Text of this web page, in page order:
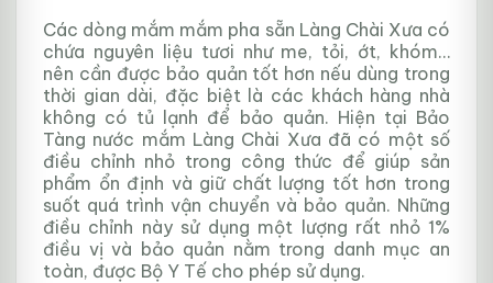
Các dòng mắm mắm pha sẵn Làng Chài Xưa có
chứa nguyên liệu tươi như me, tỏi, ớt, khóm…
nên cần được bảo quản tốt hơn nếu dùng trong
thời gian dài, đặc biệt là các khách hàng nhà
không có tủ lạnh để bảo quản. Hiện tại Bảo
Tàng nước mắm Làng Chài Xưa đã có một số
điều chỉnh nhỏ trong công thức để giúp sản
phẩm ổn định và giữ chất lượng tốt hơn trong
suốt quá trình vận chuyển và bảo quản. Những
điều chỉnh này sử dụng một lượng rất nhỏ 1%
điều vị và bảo quản nằm trong danh mục an
toàn, được Bộ Y Tế cho phép sử dụng.